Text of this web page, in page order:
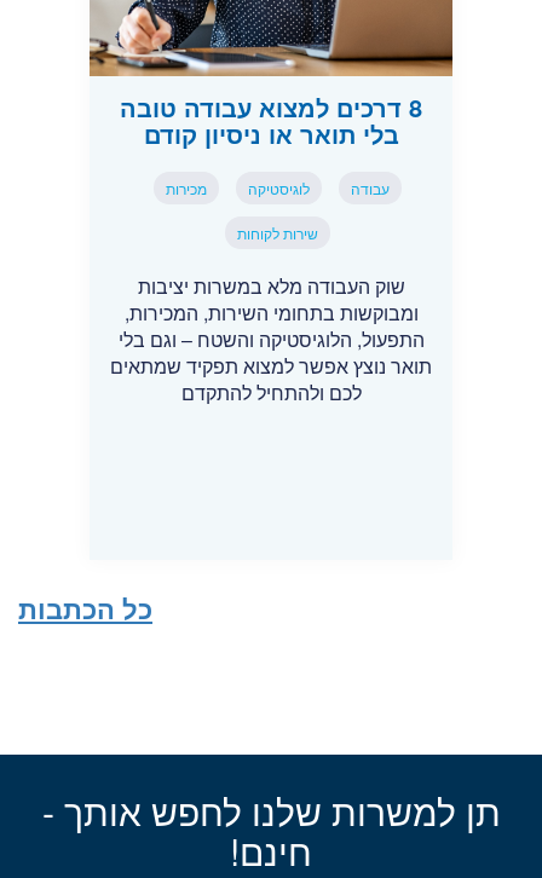
8 דרכים למצוא עבודה טובה
בלי תואר או ניסיון קודם
עבודה לוגיסטיקה מכירות
שירות לקוחות
שוק העבודה מלא במשרות יציבות
ומבוקשות בתחומי השירות, המכירות,
התפעול, הלוגיסטיקה והשטח – וגם בלי
תואר נוצץ אפשר למצוא תפקיד שמתאים
לכם ולהתחיל להתקדם
כל הכתבות
תן למשרות שלנו לחפש אותך -
חינם!